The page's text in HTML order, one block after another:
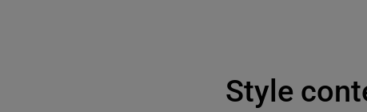
Style